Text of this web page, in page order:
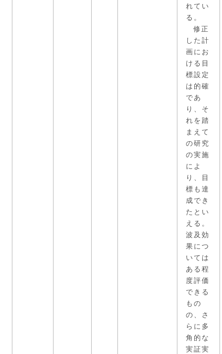
れてい
る。
修正
した計
画にお
ける目
標設定
は的確
であ
り、そ
れを踏
まえて
の研究
の実施
によ
り、目
標も達
成でき
たとい
える。
波及効
果につ
いては
ある程
度評価
できる
もの
の、さ
らに多
角的な
実証実